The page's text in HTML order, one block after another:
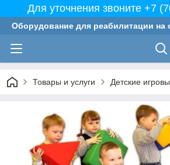
Для уточнения звоните +7
Оборудование для реабилитации на
Товары и услуги Детские